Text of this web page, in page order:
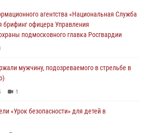
агентства «Национальная Служба
брифинг офицера Управления
подмосковного главка Росгвардии
мужчину, подозреваемого в стрельбе в
1
«Урок безопасности» для детей в